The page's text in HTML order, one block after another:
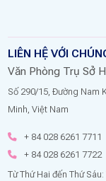
LIÊN HỆ VỚI
Văn Phòng Trụ Sở
Số 290/15, Đường Nam
Minh, Việt Nam
+ 84 028 6261 7711
+ 84 028 6261 7722
Từ Thứ Hai đến Thứ